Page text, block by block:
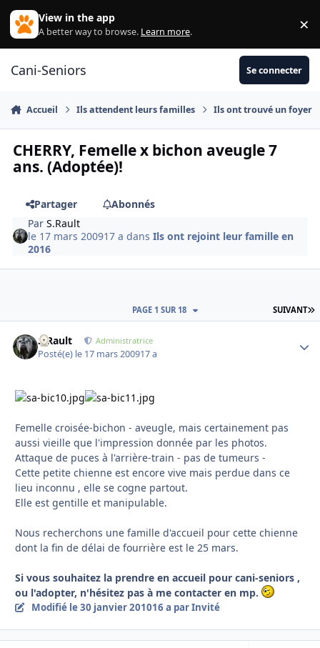
Aller au contenu
View in the app
A better way to browse. Learn more. ×
Cani-Seniors Se connecter
Accueil Ils attendent leurs familles Ils ont trouvé un foyer
CHERRY, Femelle x bichon aveugle 7
ans. (Adoptée)!
Partager
Abonnés
ParS.Rault
le 17 mars 200917 a dansIls ont rejoint leur famille en
2016
SUIVANT
PAGE 1 SUR 18
S.Rault Administratrice
Posté(e) le 17 mars 200917 a
Femelle croisée-bichon - aveugle, mais certainement pas
aussi vieille que l'impression donnée par les photos.
Attaque de puces à l'arrière-train - pas de tumeurs -
Cette petite chienne est encore vive mais perdue dans ce
lieu inconnu , elle se cogne partout.
Elle est gentille et manipulable.
Nous recherchons une famille d'accueil pour cette chienne
dont la fin de délai de fourrière est le 25 mars.
Si vous souhaitez la prendre en accueil pour cani-seniors ,
ou l'adopter, n'hésitez pas à me contacter en mp.
Modifié le 30 janvier 201016 a par Invité